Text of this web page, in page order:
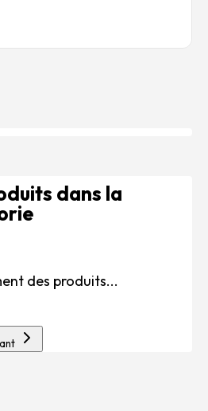
dans la
des produits...